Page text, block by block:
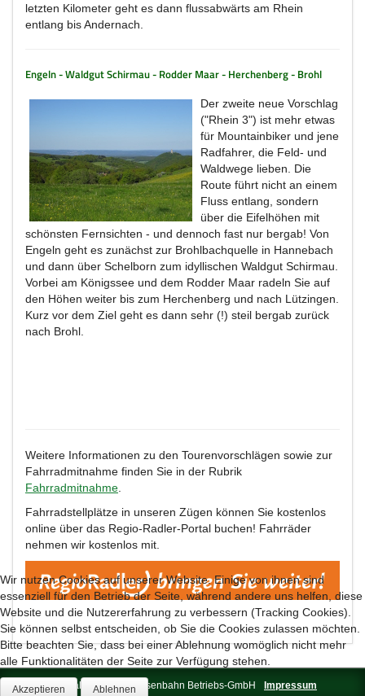
letzten Kilometer geht es dann flussabwärts am Rhein
entlang bis Andernach.
Engeln - Waldgut Schirmau - Rodder Maar - Herchenberg - Brohl
Der zweite neue Vorschlag
("Rhein 3") ist mehr etwas
für Mountainbiker und jene
Radfahrer, die Feld- und
Waldwege lieben. Die
Route führt nicht an einem
Fluss entlang, sondern
über die Eifelhöhen mit
schönsten Fernsichten - und dennoch fast nur bergab! Von
Engeln geht es zunächst zur Brohlbachquelle in Hannebach
und dann über Schelborn zum idyllischen Waldgut Schirmau.
Vorbei am Königssee und dem Rodder Maar radeln Sie auf
den Höhen weiter bis zum Herchenberg und nach Lützingen.
Kurz vor dem Ziel geht es dann sehr (!) steil bergab zurück
nach Brohl.
Weitere Informationen zu den Tourenvorschlägen sowie zur
Fahrradmitnahme finden Sie in der Rubrik
Fahrradmitnahme
Fahrradstellplätze in unseren Zügen können Sie kostenlos
online über das Regio-Radler-Portal buchen! Fahrräder
nehmen wir kostenlos mit.
© 2026 Brohltal-Schmalspureisenbahn Betriebs-GmbH Impressum
Wir nutzen Cookies auf unserer Website. Einige von ihnen sind
essenziell für den Betrieb der Seite, während andere uns helfen, diese
Website und die Nutzererfahrung zu verbessern (Tracking Cookies).
Sie können selbst entscheiden, ob Sie die Cookies zulassen möchten.
Bitte beachten Sie, dass bei einer Ablehnung womöglich nicht mehr
alle Funktionalitäten der Seite zur Verfügung stehen.
Akzeptieren Ablehnen